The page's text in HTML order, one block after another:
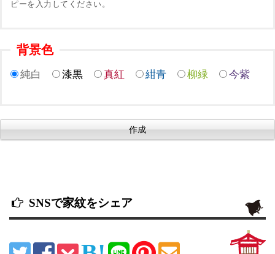
ピーを入力してください。
背景色
純白 漆黒 真紅 紺青 柳緑 今紫
SNSで家紋をシェア